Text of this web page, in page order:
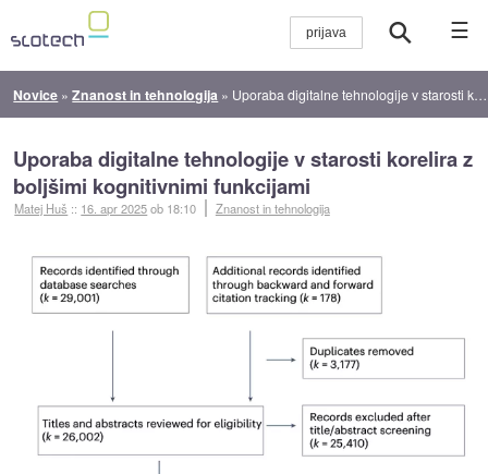
☰
Novice »Znanost in tehnologija » Uporaba digitalne tehnologije v starosti korelira z boljšimi kognitivnimi funkcijami
Uporaba digitalne tehnologije v starosti korelira z
boljšimi kognitivnimi funkcijami
Matej Huš :: 16. apr 2025ob 18:10 Znanost in tehnologija